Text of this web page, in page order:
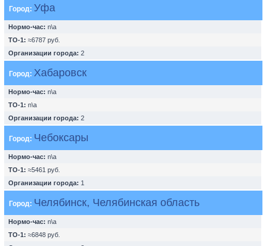
Город: Уфа
Нормо-час: n\a
ТО-1: ≈6787 руб.
Организации города: 2
Город: Хабаровск
Нормо-час: n\a
ТО-1: n\a
Организации города: 2
Город: Чебоксары
Нормо-час: n\a
ТО-1: ≈5461 руб.
Организации города: 1
Город: Челябинск, Челябинская область
Нормо-час: n\a
ТО-1: ≈6848 руб.